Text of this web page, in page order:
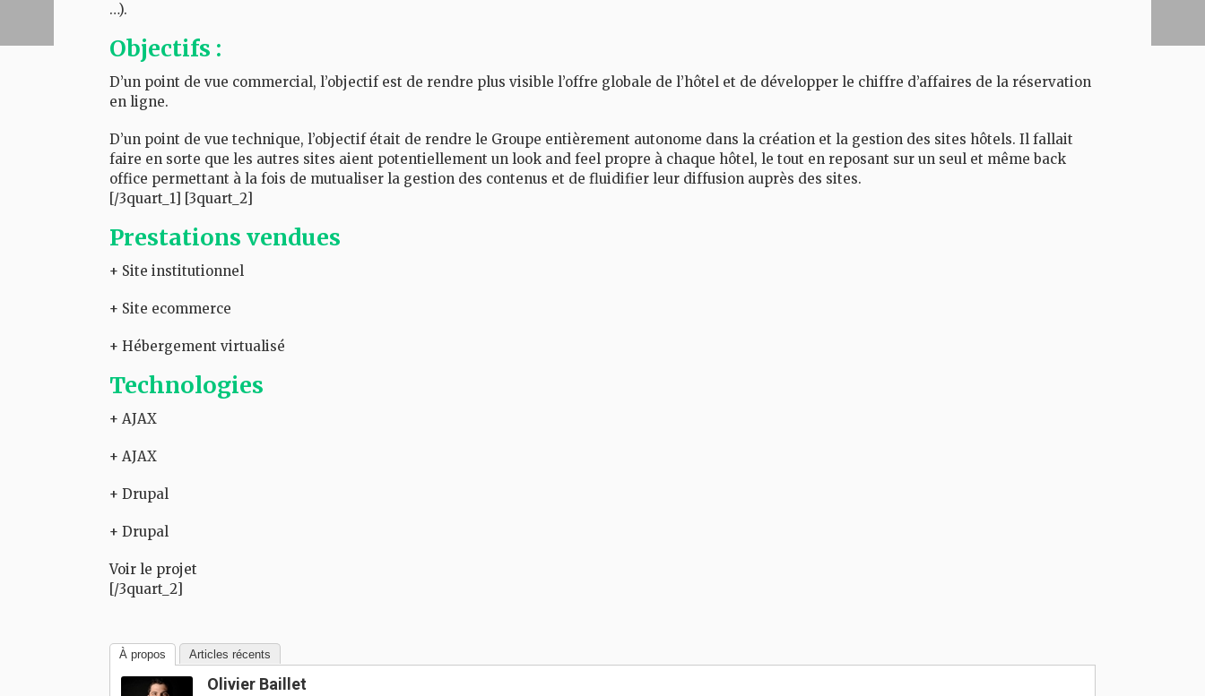
…).
Objectifs :
D’un point de vue commercial, l’objectif est de rendre plus visible l’offre globale de l’hôtel et de développer le chiffre d’affaires de la réservation
en ligne.
D’un point de vue technique, l’objectif était de rendre le Groupe entièrement autonome dans la création et la gestion des sites hôtels. Il fallait
faire en sorte que les autres sites aient potentiellement un look and feel propre à chaque hôtel, le tout en reposant sur un seul et même back
office permettant à la fois de mutualiser la gestion des contenus et de fluidifier leur diffusion auprès des sites.
[/3quart_1] [3quart_2]
Prestations vendues
+ Site institutionnel
+ Site ecommerce
+ Hébergement virtualisé
Technologies
+ AJAX
+ AJAX
+ Drupal
+ Drupal
Voir le projet
[/3quart_2]
À propos Articles récents
Olivier Baillet